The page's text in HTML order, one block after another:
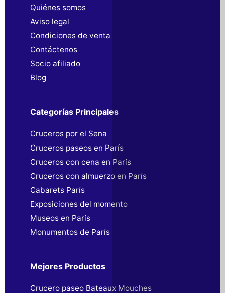
Quiénes somos
Aviso legal
Condiciones de venta
Contáctenos
Socio afiliado
Blog
Categorías Principales
Cruceros por el Sena
Cruceros paseos en París
Cruceros con cena en París
Cruceros con almuerzo en París
Cabarets París
Exposiciones del momento
Museos en París
Monumentos de París
Mejores Productos
Crucero paseo Bateaux Mouches